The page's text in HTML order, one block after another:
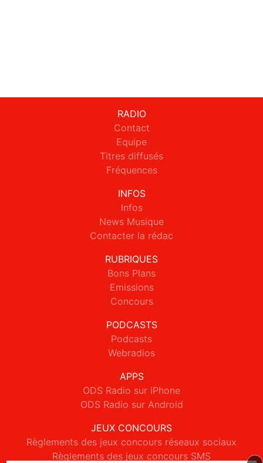
RADIO
Contact
Equipe
Titres diffusés
Fréquences
INFOS
Infos
News Musique
Contacter la rédac
RUBRIQUES
Bons Plans
Emissions
Concours
PODCASTS
Podcasts
Webradios
APPS
ODS Radio sur iPhone
ODS Radio sur Android
JEUX CONCOURS
Règlements des jeux concours réseaux sociaux
Règlements des jeux concours SMS